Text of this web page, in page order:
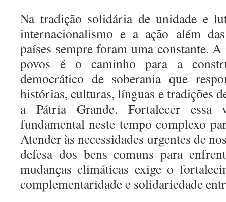
Na tradição solidária de unidade e
internacionalismo e a ação além
países sempre foram uma constante.
povos é o caminho para a
democrático de soberania que
histórias, culturas, línguas e tradições
a Pátria Grande. Fortalecer essa
fundamental neste tempo complexo
Atender às necessidades urgentes de
defesa dos bens comuns para
mudanças climáticas exige o
complementaridade e solidariedade